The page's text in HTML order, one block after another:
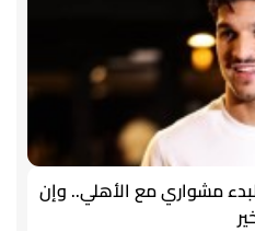
مشواري مع الأهلي.. وإن